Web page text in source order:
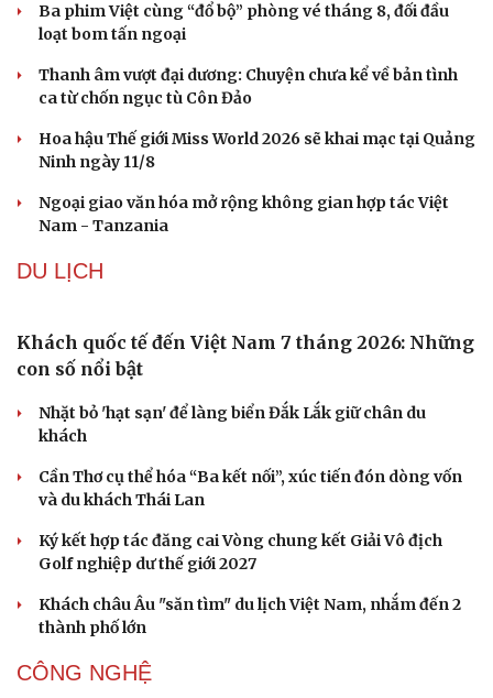
Ba phim Việt cùng “đổ bộ” phòng vé tháng 8, đối đầu
loạt bom tấn ngoại
Thanh âm vượt đại dương: Chuyện chưa kể về bản tình
ca từ chốn ngục tù Côn Đảo
Hoa hậu Thế giới Miss World 2026 sẽ khai mạc tại Quảng
Ninh ngày 11/8
Ngoại giao văn hóa mở rộng không gian hợp tác Việt
Nam - Tanzania
DU LỊCH
Khách quốc tế đến Việt Nam 7 tháng 2026: Những
con số nổi bật
Nhặt bỏ 'hạt sạn' để làng biển Đắk Lắk giữ chân du
khách
Cần Thơ cụ thể hóa “Ba kết nối”, xúc tiến đón dòng vốn
và du khách Thái Lan
Ký kết hợp tác đăng cai Vòng chung kết Giải Vô địch
Golf nghiệp dư thế giới 2027
Khách châu Âu "săn tìm" du lịch Việt Nam, nhắm đến 2
thành phố lớn
CÔNG NGHỆ